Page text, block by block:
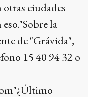
otras ciudades
la
de "Grávida",
15 40 94 32 o